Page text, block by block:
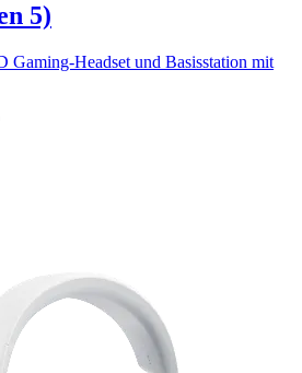
5)
Gaming-Headset und Basisstation mit